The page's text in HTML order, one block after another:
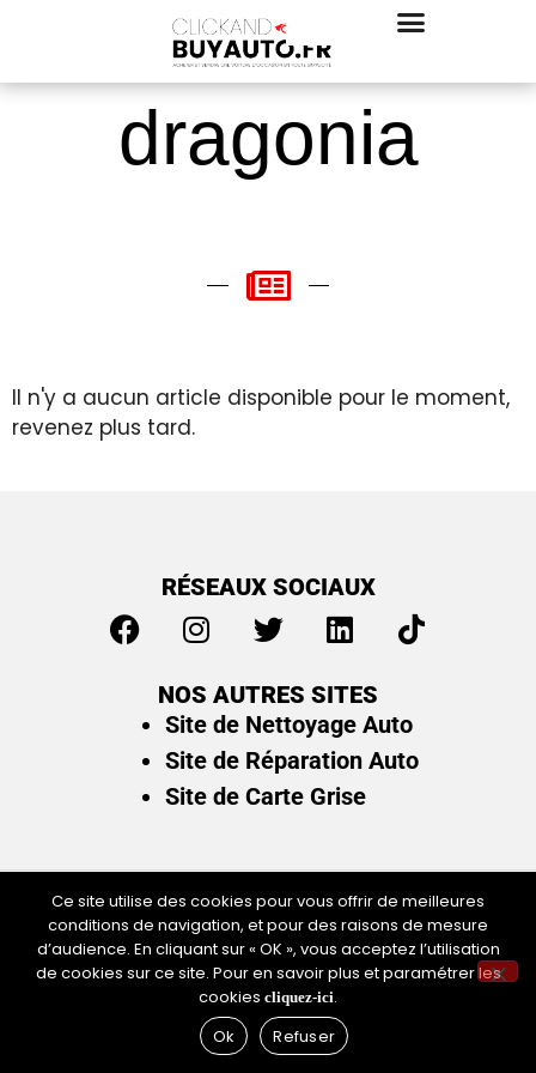
dragonia
Il n'y a aucun article disponible pour le moment,
revenez plus tard.
RÉSEAUX SOCIAUX
NOS AUTRES SITES
Site de Nettoyage Auto
Site de Réparation Auto
Site de Carte Grise
Plan du site/Mentions légales & politique de
confidentialité
Ce site utilise des cookies pour vous offrir de meilleures
conditions de navigation, et pour des raisons de mesure
d’audience. En cliquant sur « OK », vous acceptez l’utilisation
de cookies sur ce site. Pour en savoir plus et paramétrer les
cookies cliquez-ici.
Ok
Refuser